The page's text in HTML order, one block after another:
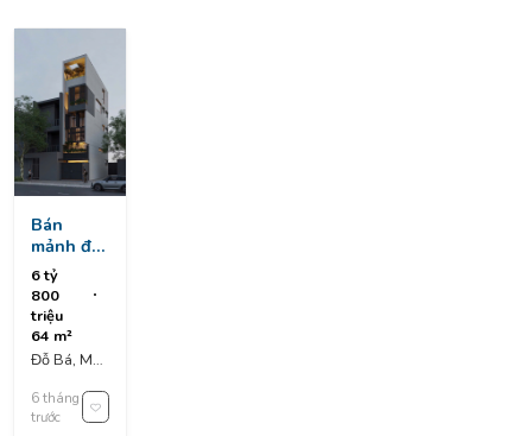
Bán
mảnh đất
đẹp , đỗ
bá -
ngang
5,11m ,
sát biển
mỹ khê
6 tỷ
800
triệu
64 m²
Đỗ Bá, Mỹ
Hành Sơn,
Đà Nẵng,
6 tháng
trước